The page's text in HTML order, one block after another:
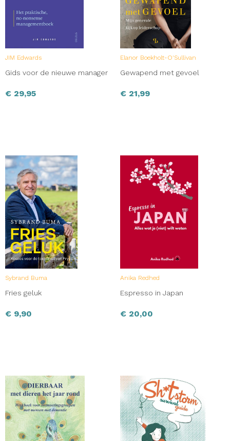
JIM Edwards
Gids voor de nieuwe manager
€ 29,95
Elanor Boekholt-O'Sullivan
Gewapend met gevoel
€ 21,99
Sybrand Buma
Fries geluk
€ 9,90
Anika Redhed
Espresso in Japan
€ 20,00